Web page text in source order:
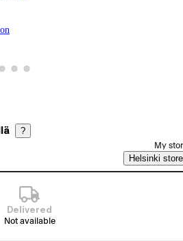
image 1
product image 2
View product image 3
View product image 4
View product image 5
?
My
Helsinki store
Delivered
Not available